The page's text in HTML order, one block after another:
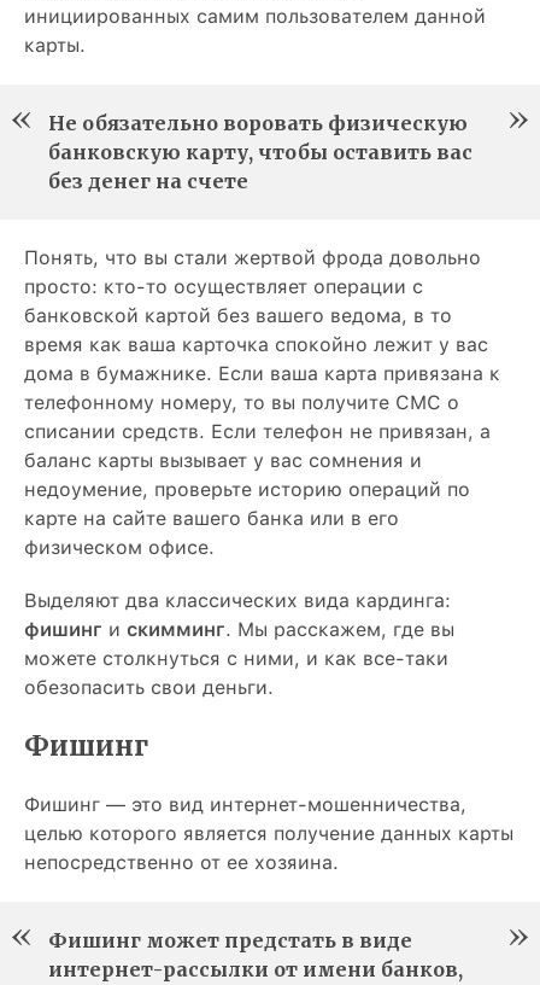
инициированных самим пользователем данной
карты.
Не обязательно воровать физическую
банковскую карту, чтобы оставить вас
без денег на счете
Понять, что вы стали жертвой фрода довольно
просто: кто-то осуществляет операции с
банковской картой без вашего ведома, в то
время как ваша карточка спокойно лежит у вас
дома в бумажнике. Если ваша карта привязана к
телефонному номеру, то вы получите СМС о
списании средств. Если телефон не привязан, а
баланс карты вызывает у вас сомнения и
недоумение, проверьте историю операций по
карте на сайте вашего банка или в его
физическом офисе.
Выделяют два классических вида кардинга:
фишинг и скимминг. Мы расскажем, где вы
можете столкнуться с ними, и как все-таки
обезопасить свои деньги.
Фишинг
Фишинг — это вид интернет-мошенничества,
целью которого является получение данных карты
непосредственно от ее хозяина.
Фишинг может предстать в виде
интернет-рассылки от имени банков,